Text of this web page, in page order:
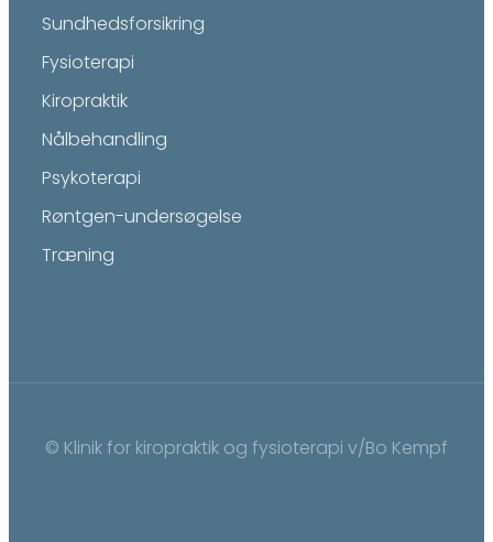
Sundhedsforsikring
Fysioterapi
Kiropraktik
Nålbehandling
Psykoterapi
Røntgen-undersøgelse
Træning
© Klinik for kiropraktik og fysioterapi v/Bo Kempf